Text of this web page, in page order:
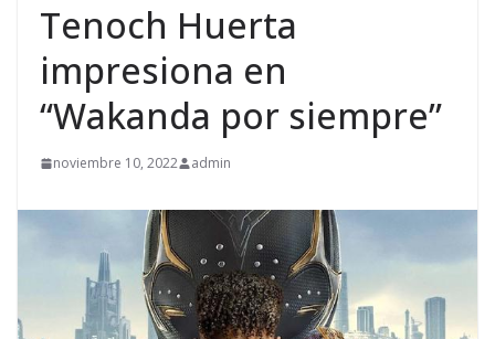
Tenoch Huerta
impresiona en
“Wakanda por siempre”
noviembre 10, 2022 admin